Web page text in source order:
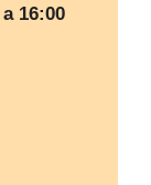
16:00